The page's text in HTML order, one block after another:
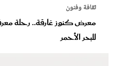
ثقافة وفنون
معرض كنوز غارقة.. رحلة
للبحر الأحمر